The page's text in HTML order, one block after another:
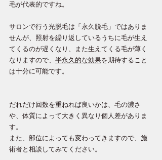
毛が代表的ですね。
サロンで行う光脱毛は「永久脱毛」ではありま
せんが、照射を繰り返しているうちに毛が生え
てくるのが遅くなり、また生えてくる毛が薄く
なりますので、 半永久的な効果を期待すること
は十分に可能です。
だれだけ回数を重ねれば良いかは、毛の濃さ
や、体質によって大きく異なり個人差がありま
す。
また、部位によっても変わってきますので、施
術者と相談してみてください。